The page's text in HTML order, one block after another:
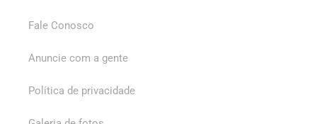
Fale Conosco
Anuncie com a gente
Política de privacidade